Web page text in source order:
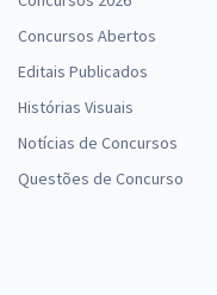
Concursos Abertos
Editais Publicados
Histórias Visuais
Notícias de Concursos
Questões de Concurso